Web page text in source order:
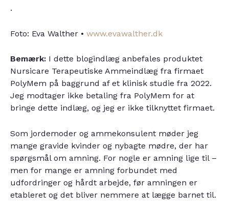
.
Foto: Eva Walther • www.evawalther.dk
Bemærk: I dette blogindlæg anbefales produktet
Nursicare Terapeutiske Ammeindlæg fra firmaet
PolyMem på baggrund af et klinisk studie fra 2022.
Jeg modtager ikke betaling fra PolyMem for at
bringe dette indlæg, og jeg er ikke tilknyttet firmaet.
Som jordemoder og ammekonsulent møder jeg
mange gravide kvinder og nybagte mødre, der har
spørgsmål om amning. For nogle er amning lige til –
men for mange er amning forbundet med
udfordringer og hårdt arbejde, før amningen er
etableret og det bliver nemmere at lægge barnet til.